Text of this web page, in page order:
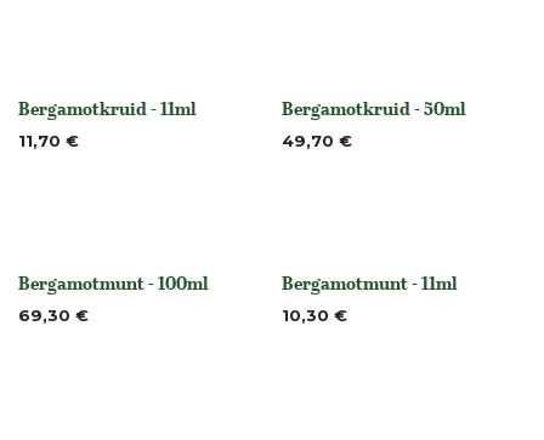
None
Bergamotkruid - 11ml
11,70 € None
Bergamotkruid - 50ml
49,70 €
None
Bergamotmunt - 100ml
69,30 € None
Bergamotmunt - 11ml
10,30 €